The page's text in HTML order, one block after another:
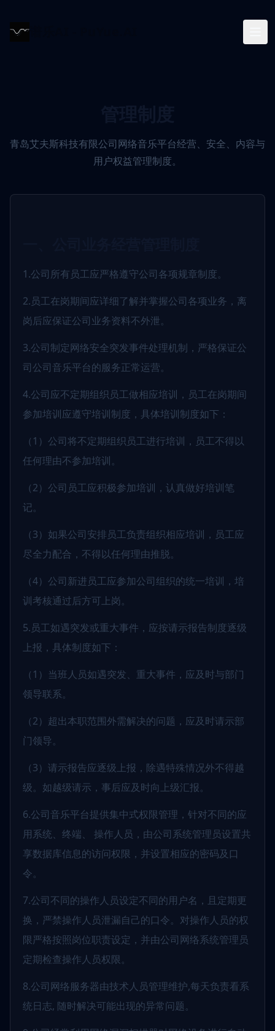
青岛艾夫斯科技有限公司网络音乐平台经营、安全、内容与
用户权益管理制度。
1.公司所有员工应严格遵守公司各项规章制度。
2.员工在岗期间应详细了解并掌握公司各项业务，离
岗后应保证公司业务资料不外泄。
3.公司制定网络安全突发事件处理机制，严格保证公
司公司音乐平台的服务正常运营。
4.公司应不定期组织员工做相应培训，员工在岗期间
参加培训应遵守培训制度，具体培训制度如下：
（1）公司将不定期组织员工进行培训，员工不得以
任何理由不参加培训。
（2）公司员工应积极参加培训，认真做好培训笔
记。
（3）如果公司安排员工负责组织相应培训，员工应
尽全力配合，不得以任何理由推脱。
（4）公司新进员工应参加公司组织的统一培训，培
训考核通过后方可上岗。
5.员工如遇突发或重大事件，应按请示报告制度逐级
上报，具体制度如下：
（1）当班人员如遇突发、重大事件，应及时与部门
领导联系。
（2）超出本职范围外需解决的问题，应及时请示部
门领导。
（3）请示报告应逐级上报，除遇特殊情况外不得越
级。如越级请示，事后应及时向上级汇报。
6.公司音乐平台提供集中式权限管理，针对不同的应
用系统、终端、 操作人员，由公司系统管理员设置共
享数据库信息的访问权限，并设置相应的密码及口
令。
7.公司不同的操作人员设定不同的用户名，且定期更
换，严禁操作人员泄漏自己的口令。对操作人员的权
限严格按照岗位职责设定，并由公司网络系统管理员
定期检查操作人员权限。
8.公司网络服务器由技术人员管理维护,每天负责看系
统日志, 随时解决可能出现的异常问题。